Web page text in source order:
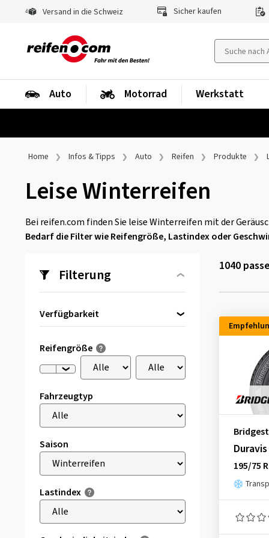
Versand in die Schweiz Sicher kaufen
Auto Motorrad Werkstatt
Home Infos & Tipps Auto Reifen Produkte
Leise Winterreifen
Bei reifen.com finden Sie leise Winterreifen mit der
Bedarf die Filter wie Reifengröße, Lastindex oder
Filterung
Verfügbarkeit
Reifengröße
Fahrzeugtyp
Saison
Lastindex
1040
195/75